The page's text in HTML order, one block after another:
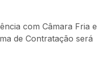
com Câmara Fria e
de Contratação será